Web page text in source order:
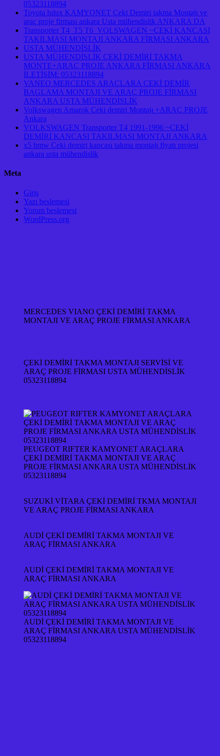
05323118894
Toyota hılux KAMYONET Çeki Demiri takma Montajı ve
araç proje firması ankara Usta mühendislik ANKARA DA
Transporter T4 T5 T6 VOLSWAGEN ~ÇEKİ KANCASI
TAKILMASI MONTAJI ANKARA FİRMASI ANKARA
USTA MÜHENDİSLİK
USTA MÜHENDİSLİK ÇEKİ DEMİRİ TAKMA
MONTE+ARAÇ PROJE ANKARA FİRMASI ANKARA
İLETİŞİM: 05323118894
VANEO MERCEDES ARAÇLARA ÇEKİ DEMİR
BAGLAMA MONTAJI VE ARAÇ PROJE FİRMASI
ANKARA USTA MÜHENDİSLİK
Volkswagen Amarok Çeki demiri Montajı +ARAÇ PROJE
Ankara
VOLKSWAGEN Transporter T4 1991-1996 ~ÇEKİ
DEMİRİ KANCASI TAKILMASI MONTAJI ANKARA
x5 bmw Çeki demiri kancası takma montajı fiyatı projesi
ankara usta mühendislik
Meta
Giriş
Yazı beslemesi
Yorum beslemesi
WordPress.org
MERCEDES VIANO ÇEKİ DEMİRİ TAKMA
MONTAJI VE ARAÇ PROJE FİRMASI ANKARA
ÇEKİ DEMİRİ TAKMA MONTAJI SERVİSİ VE
ARAÇ PROJE FİRMASI USTA MÜHENDİSLİK
05323118894
PEUGEOT RIFTER KAMYONET ARAÇLARA
ÇEKİ DEMİRİ TAKMA MONTAJI VE ARAÇ
PROJE FİRMASI ANKARA USTA MÜHENDİSLİK
05323118894
SUZUKİ VİTARA ÇEKİ DEMİRİ TKMA MONTAJI
VE ARAÇ PROJE FİRMASI ANKARA
AUDİ ÇEKİ DEMİRİ TAKMA MONTAJI VE
ARAÇ FİRMASI ANKARA
AUDİ ÇEKİ DEMİRİ TAKMA MONTAJI VE
ARAÇ FİRMASI ANKARA
AUDİ ÇEKİ DEMİRİ TAKMA MONTAJI VE
ARAÇ FİRMASI ANKARA USTA MÜHENDİSLİK
05323118894